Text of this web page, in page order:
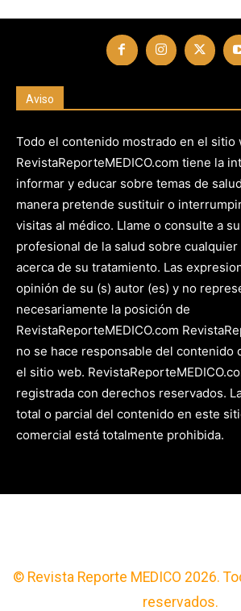
Aviso
Todo el contenido mostrado en el sitio
RevistaReporteMEDICO.com tiene la
informar y educar sobre temas de
manera pretende sustituir o
visitas al médico. Llame o consulte a
profesional de la salud sobre
acerca de su tratamiento. Las
opinión de su (s) autor (es) y no
necesariamente la posición de
RevistaReporteMEDICO.com
no se hace responsable del contenido
el sitio web.
registrada con derechos reservados.
total o parcial del contenido en este
comercial está totalmente prohibida.
© Revista Reporte MEDICO 2026.
reservados.